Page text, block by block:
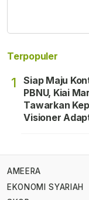
Terpopuler
1
Siap Maju
PBNU, Kiai
Tawarkan
Visioner
AMEERA
EKONOMI SYARIAH